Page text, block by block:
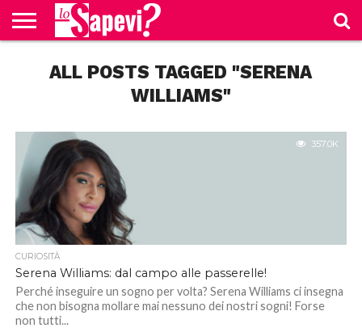
BENESSERE
GOSSIP
PRODOTTI
AMAZON
NEWS
CASA E
CUCINA
ALL POSTS TAGGED "SERENA
WILLIAMS"
357.0K
CURIOSITÀ
Serena Williams: dal campo alle passerelle!
Perché inseguire un sogno per volta? Serena Williams ci insegna
che non bisogna mollare mai nessuno dei nostri sogni! Forse
non tutti...